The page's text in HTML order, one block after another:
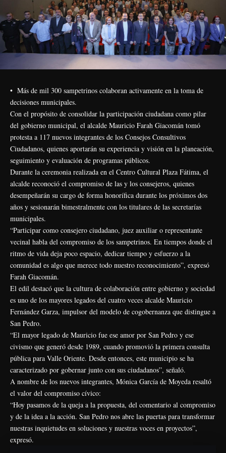
•⁠ Más de mil 300 sampetrinos colaboran activamente en la toma de
decisiones municipales.
Con el propósito de consolidar la participación ciudadana como pilar
del gobierno municipal, el alcalde Mauricio Farah Giacomán tomó
protesta a 117 nuevos integrantes de los Consejos Consultivos
Ciudadanos, quienes aportarán su experiencia y visión en la planeación,
seguimiento y evaluación de programas públicos.
Durante la ceremonia realizada en el Centro Cultural Plaza Fátima, el
alcalde reconoció el compromiso de las y los consejeros, quienes
desempeñarán su cargo de forma honorífica durante los próximos dos
años y sesionarán bimestralmente con los titulares de las secretarías
municipales.
“Participar como consejero ciudadano, juez auxiliar o representante
vecinal habla del compromiso de los sampetrinos. En tiempos donde el
ritmo de vida deja poco espacio, dedicar tiempo y esfuerzo a la
comunidad es algo que merece todo nuestro reconocimiento”, expresó
Farah Giacomán.
El edil destacó que la cultura de colaboración entre gobierno y sociedad
es uno de los mayores legados del cuatro veces alcalde Mauricio
Fernández Garza, impulsor del modelo de cogobernanza que distingue a
San Pedro.
“El mayor legado de Mauricio fue ese amor por San Pedro y ese
civismo que generó desde 1989, cuando promovió la primera consulta
pública para Valle Oriente. Desde entonces, este municipio se ha
caracterizado por gobernar junto con sus ciudadanos”, señaló.
A nombre de los nuevos integrantes, Mónica García de Moyeda resaltó
el valor del compromiso cívico:
“Hoy pasamos de la queja a la propuesta, del comentario al compromiso
y de la idea a la acción. San Pedro nos abre las puertas para transformar
nuestras inquietudes en soluciones y nuestras voces en proyectos”,
expresó.